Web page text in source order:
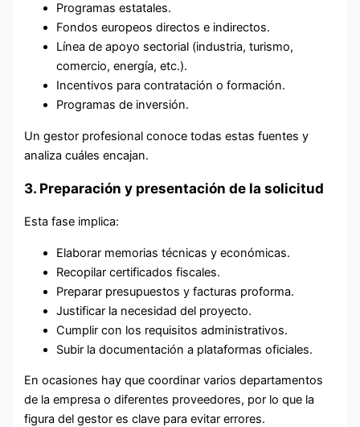
Programas estatales.
Fondos europeos directos e indirectos.
Línea de apoyo sectorial (industria, turismo,
comercio, energía, etc.).
Incentivos para contratación o formación.
Programas de inversión.
Un gestor profesional conoce todas estas fuentes y
analiza cuáles encajan.
3. Preparación y presentación de la solicitud
Esta fase implica:
Elaborar memorias técnicas y económicas.
Recopilar certificados fiscales.
Preparar presupuestos y facturas proforma.
Justificar la necesidad del proyecto.
Cumplir con los requisitos administrativos.
Subir la documentación a plataformas oficiales.
En ocasiones hay que coordinar varios departamentos
de la empresa o diferentes proveedores, por lo que la
figura del gestor es clave para evitar errores.